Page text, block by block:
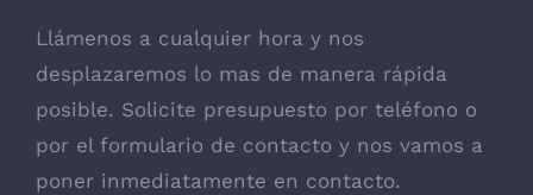
Llámenos a cualquier hora y nos
desplazaremos lo mas de manera rápida
posible. Solicite presupuesto por teléfono o
por el formulario de contacto y nos vamos a
poner inmediatamente en contacto.